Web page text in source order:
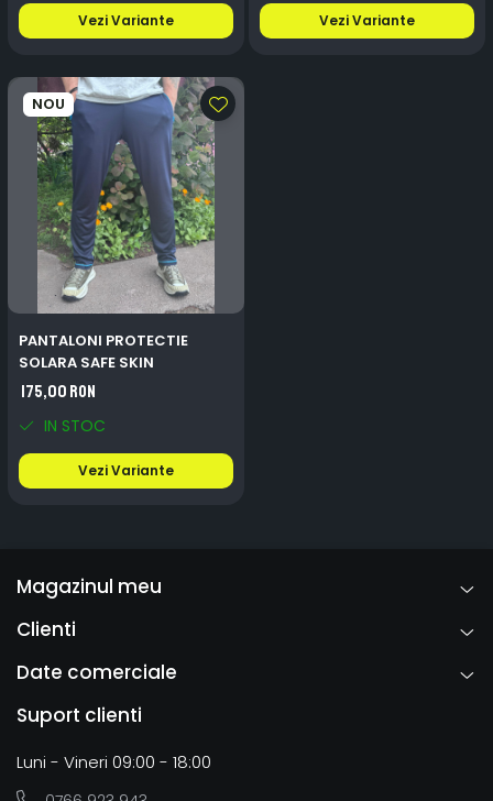
Vezi Variante Vezi Variante
NOU
PANTALONI PROTECTIE
SOLARA SAFE SKIN
175,00 RON
IN STOC
Vezi Variante
Magazinul meu
Clienti
Date comerciale
Suport clienti
Luni - Vineri 09:00 - 18:00